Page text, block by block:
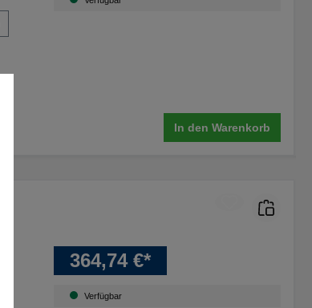
In den Warenkorb
364,74 €*
Verfügbar